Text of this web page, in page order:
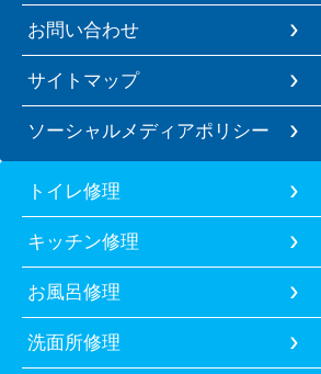
お問い合わせ
サイトマップ
ソーシャルメディアポリシー
トイレ修理
キッチン修理
お風呂修理
洗面所修理